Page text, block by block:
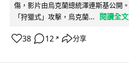
傷，影片由烏克蘭總統澤連斯基公開
「狩獵式」攻擊，烏克蘭...
閱讀全文
38 12 ↗ 分享